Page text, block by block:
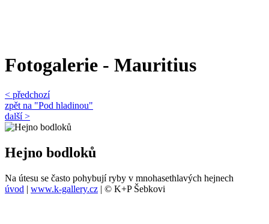
Fotogalerie - Mauritius
< předchozí
zpět na "Pod hladinou"
další >
Hejno bodloků
Na útesu se často pohybují ryby v mnohasethlavých hejnech
úvod | www.k-gallery.cz | © K+P Šebkovi